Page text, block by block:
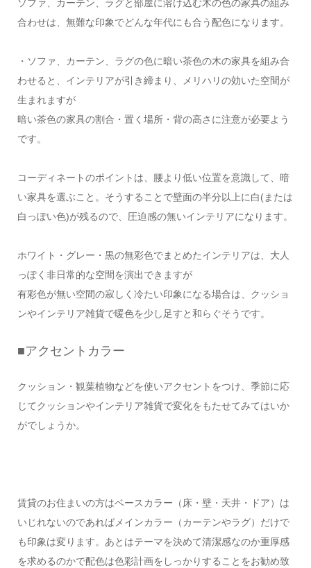
ソファ、カーテン、ラグと部屋に溶け込む木の色の家具の組み
合わせは、無難な印象でどんな年代にも合う配色になります。
・ソファ、カーテン、ラグの色に暗い茶色の木の家具を組み合
わせると、インテリアが引き締まり、メリハリの効いた空間が
生まれますが
暗い茶色の家具の割合・置く場所・背の高さに注意が必要よう
です。
コーディネートのポイントは、腰より低い位置を意識して、暗
い家具を選ぶこと。そうすることで壁面の半分以上に白(または
白っぽい色)が残るので、圧迫感の無いインテリアになります。
ホワイト・グレー・黒の無彩色でまとめたインテリアは、大人
っぽく非日常的な空間を演出できますが
有彩色が無い空間の寂しく冷たい印象になる場合は、クッショ
ンやインテリア雑貨で暖色を少し足すと和らぐそうです。
■アクセントカラー
クッション・観葉植物などを使いアクセントをつけ、季節に応
じてクッションやインテリア雑貨で変化をもたせてみてはいか
がでしょうか。
賃貸のお住まいの方はベースカラー（床・壁・天井・ドア）は
いじれないのであればメインカラー（カーテンやラグ）だけで
も印象は変ります。あとはテーマを決めて清潔感なのか重厚感
を求めるのかで配色は色彩計画をしっかりすることをお勧め致